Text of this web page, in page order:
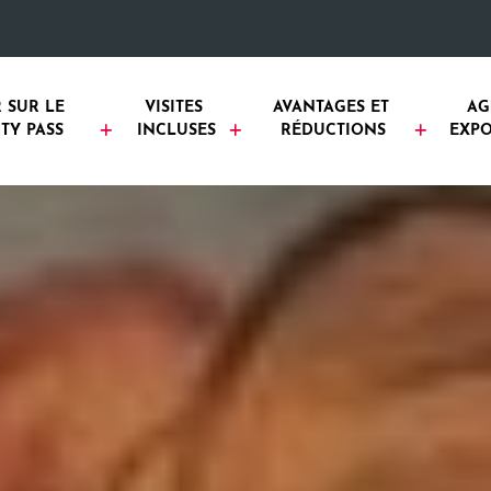
SUR LE
PASS
VISITES
INCLUSES
AVANTAGES ET
RÉDUCTIONS